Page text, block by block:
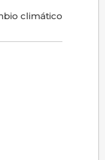
climático